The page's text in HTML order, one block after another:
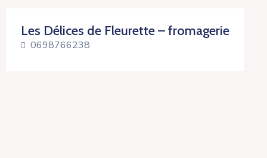
Les Délices de Fleurette – fromagerie
0698766238